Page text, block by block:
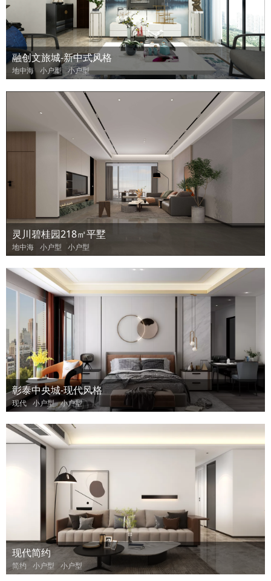
融创文旅城-新中式风格
地中海 小户型 小户型
灵川碧桂园218㎡平墅
地中海 小户型 小户型
彰泰中央城-现代风格
现代 小户型 小户型
现代简约
简约 小户型 小户型